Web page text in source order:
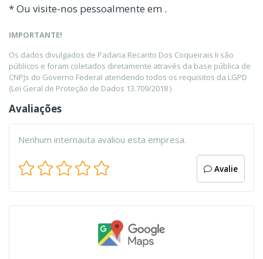
* Ou visite-nos pessoalmente em .
IMPORTANTE!
Os dados divulgados de Padaria Recanto Dos Coqueirais Ii são
públicos e foram coletados diretamente através da base pública de
CNPJs do Governo Federal atendendo todos os requisitos da LGPD
(Lei Geral de Proteção de Dados 13.709/2018 )
Avaliações
Nenhum internauta avaliou esta empresa.
Avalie